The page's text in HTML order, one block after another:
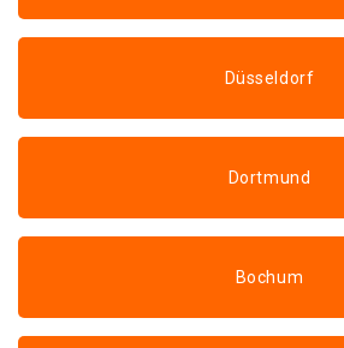
Düsseldorf
Dortmund
Bochum